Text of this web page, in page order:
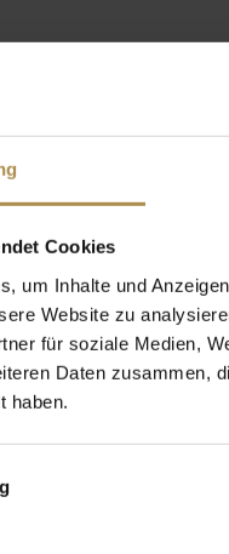
Cookies
um Inhalte und
Website zu
für soziale Medien,
Daten zusammen,
haben.